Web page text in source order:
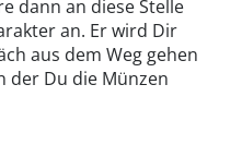
dann an diese Stelle
an. Er wird Dir
aus dem Weg gehen
der Du die Münzen